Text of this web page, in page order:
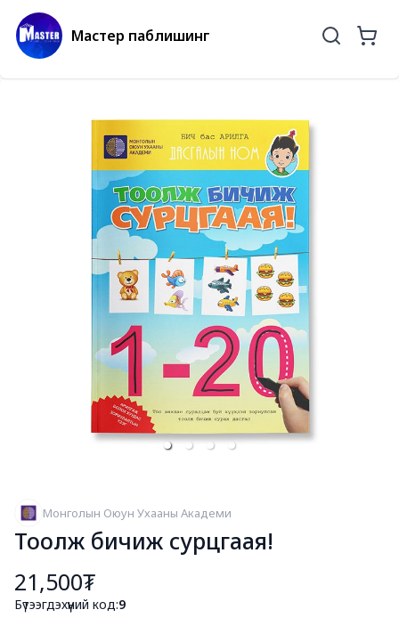
Мастер паблишинг
Монголын Оюун Ухааны Академи
Тоолж бичиж сурцгаая!
21,500₮
Бүтээгдэхүүний код:9